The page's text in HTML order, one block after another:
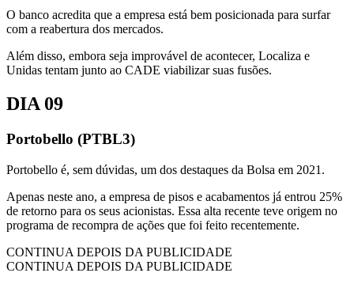
O banco acredita que a empresa está bem posicionada para surfar
com a reabertura dos mercados.
Além disso, embora seja improvável de acontecer, Localiza e
Unidas tentam junto ao CADE viabilizar suas fusões.
DIA 09
Portobello (PTBL3)
Portobello é, sem dúvidas, um dos destaques da Bolsa em 2021.
Apenas neste ano, a empresa de pisos e acabamentos já entrou 25%
de retorno para os seus acionistas. Essa alta recente teve origem no
programa de recompra de ações que foi feito recentemente.
CONTINUA DEPOIS DA PUBLICIDADE
CONTINUA DEPOIS DA PUBLICIDADE